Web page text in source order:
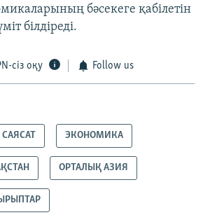
бәсекеге қабілетін
білдіреді.
сіз оқу Follow us
САЯСАТ ЭКОНОМИКА
ОРТАЛЫҚ АЗИЯ